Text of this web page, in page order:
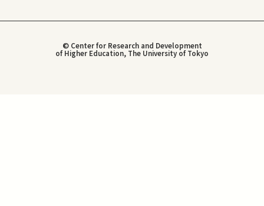
© Center for Research and Development
of Higher Education, The University of Tokyo